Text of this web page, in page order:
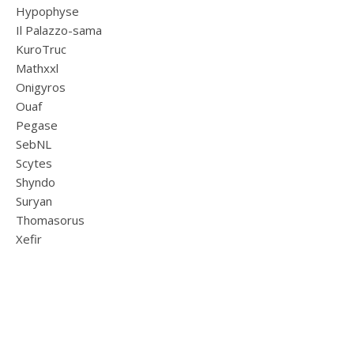
Hypophyse
Il Palazzo-sama
KuroTruc
Mathxxl
Onigyros
Ouaf
Pegase
SebNL
Scytes
Shyndo
Suryan
Thomasorus
Xefir